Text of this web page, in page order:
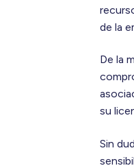
de la
De la
su
Sin